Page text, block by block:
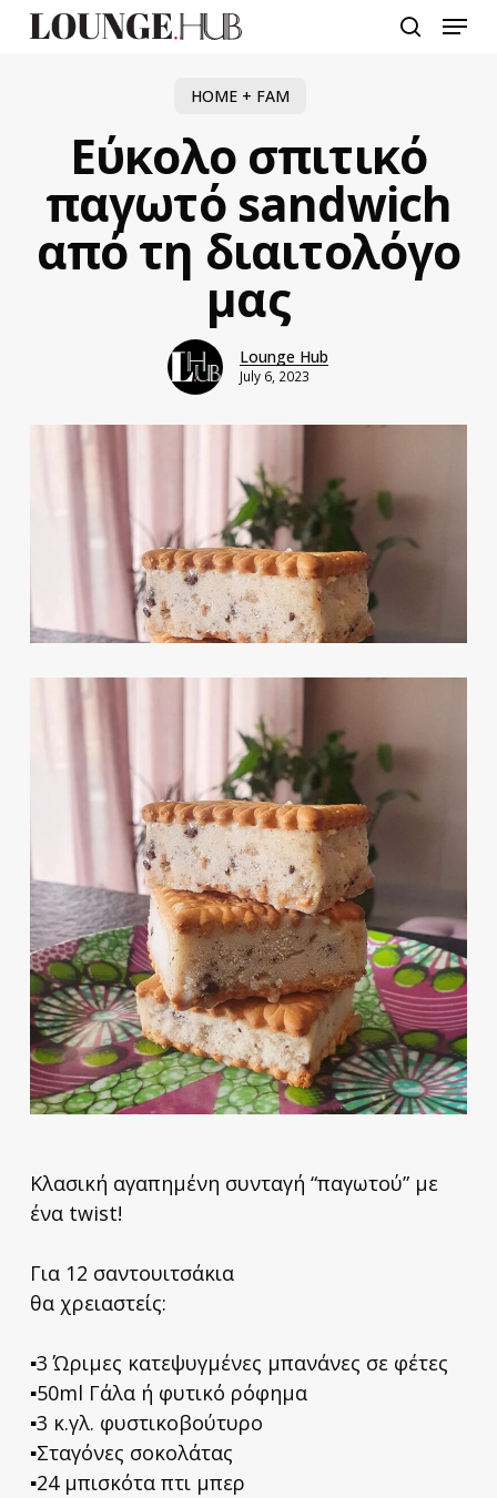
Menu
HOME + FAM
Εύκολο σπιτικό
παγωτό sandwich
από τη διαιτολόγο
μας
Lounge Hub
July 6, 2023
Κλασική αγαπημένη συνταγή “παγωτού” με
ένα twist!
Για 12 σαντουιτσάκια
θα χρειαστείς:
▪️3 Ώριμες κατεψυγμένες μπανάνες σε φέτες
▪️50ml Γάλα ή φυτικό ρόφημα
▪️3 κ.γλ. φυστικοβούτυρο
▪️Σταγόνες σοκολάτας
▪️24 μπισκότα πτι μπερ